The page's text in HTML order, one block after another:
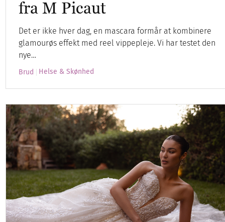
fra M Picaut
Det er ikke hver dag, en mascara formår at kombinere
glamourøs effekt med reel vippepleje. Vi har testet den
nye…
Brud Helse & Skønhed